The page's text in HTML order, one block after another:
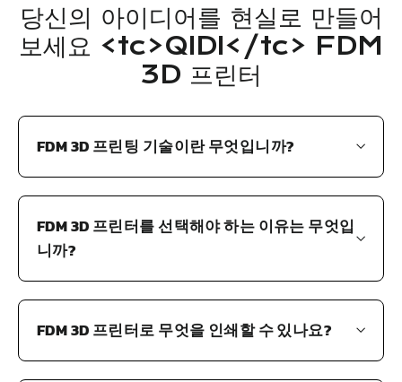
당신의 아이디어를 현실로 만들어
보세요 <tc>QIDI</tc> FDM
3D 프린터
FDM 3D 프린팅 기술이란 무엇입니까?
FDM 3D 프린터를 선택해야 하는 이유는 무엇입
니까?
FDM 3D 프린터로 무엇을 인쇄할 수 있나요?